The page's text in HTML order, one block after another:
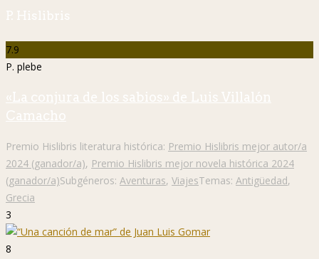
P. Hislibris
7.9
P. plebe
«La conjura de los sabios» de Luis Villalón
Camacho
Premio Hislibris literatura histórica: Premio Hislibris mejor autor/a
2024 (ganador/a), Premio Hislibris mejor novela histórica 2024
(ganador/a)Subgéneros: Aventuras, ViajesTemas: Antigüedad,
Grecia
3
8